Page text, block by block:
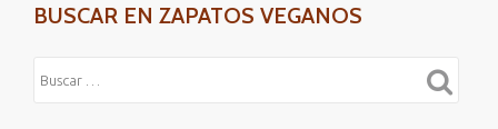
BUSCAR EN ZAPATOS VEGANOS